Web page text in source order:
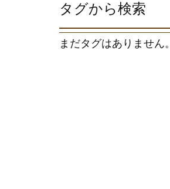
タグから検索
まだタグはありません。